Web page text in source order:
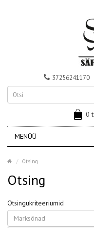
37256241170
0
MENÜÜ
Otsing
Otsing
Otsingukriteeriumid